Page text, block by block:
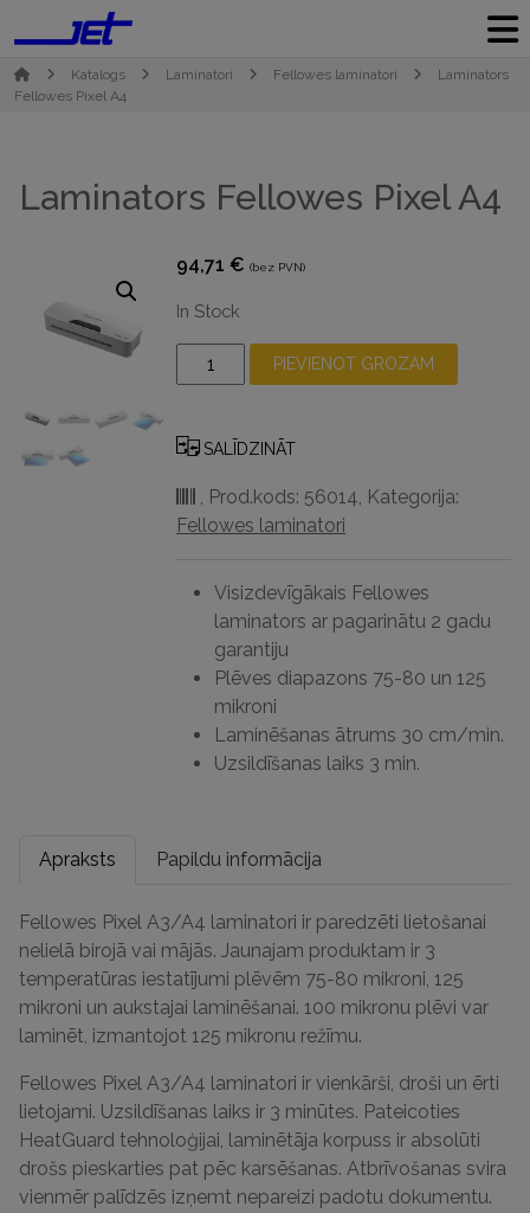
Katalogs Laminatori Fellowes laminatori
Laminators
Fellowes Pixel A4
Laminators Fellowes Pixel A4
94,71€ (bez PVN)
In Stock
Laminators
Fellowes
A4
PIEVIENOT GROZAM
SALĪDZINĀT
, Prod.kods: 56014, Kategorija:
Fellowes laminatori
Visizdevīgākais Fellowes
laminators ar pagarinātu 2 gadu
garantiju
Plēves diapazons 75-80 un 125
mikroni
Laminēšanas ātrums 30 cm/min.
Uzsildīšanas laiks 3 min.
Apraksts Papildu informācija
Fellowes Pixel A3/A4 laminatori ir paredzēti lietošanai
nelielā birojā vai mājās. Jaunajam produktam ir 3
temperatūras iestatījumi plēvēm 75-80 mikroni, 125
mikroni un aukstajai laminēšanai. 100 mikronu plēvi var
laminēt, izmantojot 125 mikronu režīmu.
Fellowes Pixel A3/A4 laminatori ir vienkārši, droši un ērti
lietojami. Uzsildīšanas laiks ir 3 minūtes. Pateicoties
HeatGuard tehnoloģijai, laminētāja korpuss ir absolūti
drošs pieskarties pat pēc karsēšanas. Atbrīvošanas svira
vienmēr palīdzēs izņemt nepareizi padotu dokumentu.